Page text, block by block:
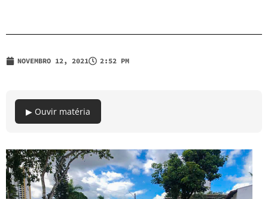
NOVEMBRO 12, 2021 2:52 PM
▶ Ouvir matéria